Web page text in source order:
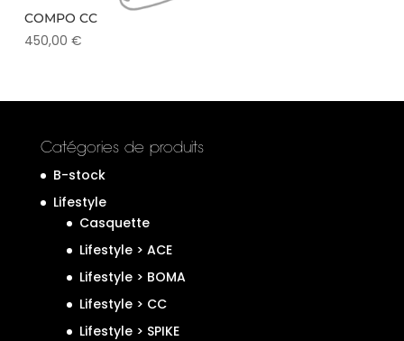
COMPO CC
450,00 €
Catégories de produits
B-stock
Lifestyle
Casquette
Lifestyle > ACE
Lifestyle > BOMA
Lifestyle > CC
Lifestyle > SPIKE